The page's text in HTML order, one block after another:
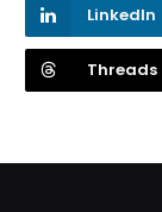
LinkedIn
Threads